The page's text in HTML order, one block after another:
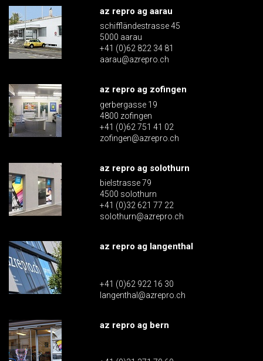
az repro ag aarau
schiffländestrasse 45
5000 aarau
+41 (0)62 822 34 81
aarau@azrepro.ch
az repro ag zofingen
gerbergasse 19
4800 zofingen
+41 (0)62 751 41 02
zofingen@azrepro.ch
az repro ag solothurn
bielstrasse 79
4500 solothurn
+41 (0)32 621 77 22
solothurn@azrepro.ch
az repro ag langenthal
+41 (0)62 922 16 30
langenthal@azrepro.ch
az repro ag bern